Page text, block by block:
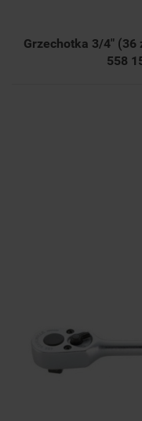
Grzechotka 3/4" (36
558